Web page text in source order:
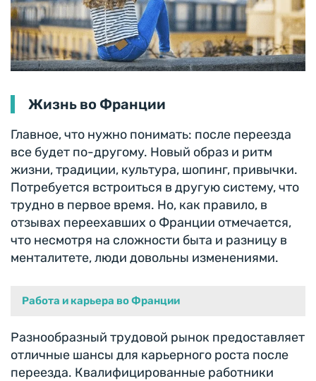
Жизнь во Франции
Главное, что нужно понимать: после переезда
все будет по-другому. Новый образ и ритм
жизни, традиции, культура, шопинг, привычки.
Потребуется встроиться в другую систему, что
трудно в первое время. Но, как правило, в
отзывах переехавших о Франции отмечается,
что несмотря на сложности быта и разницу в
менталитете, люди довольны изменениями.
Работа и карьера во Франции
Разнообразный трудовой рынок предоставляет
отличные шансы для карьерного роста после
переезда. Квалифицированные работники